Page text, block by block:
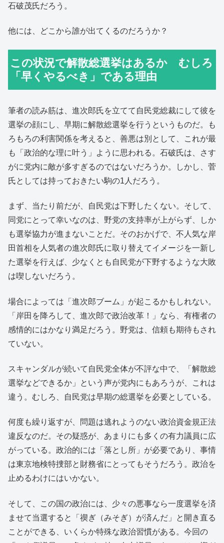
石破茂氏だろう。
他には、どこから誰が出てくるのだろうか？
この状況で解散総選挙はあるか むしろ
「早くやるべき」である理由
筆者の読み筋は、進次郎氏を立てて自民党総裁にして彼を
選挙の顔にし、早期に解散総選挙を行うというものだ。も
ろもろの利害関係を考えると、善悪は別として、これが最
も「政治的な理に叶う」ように思われる。石破氏は、さす
がに党内に敵が多すぎるのではないだろうか。しかし、菅
氏としては持っておきたい駒の1人だろう。
まず、当たり前だが、自民党は下野したくない。そして、
同党にとって幸いなのは、野党の支持率が上がらず、しか
も選挙協力が進まないことだ。そのおかげで、不人気な岸
田首相を人気者の進次郎氏に取り替えてイメージを一新し
た選挙を行えば、少なくとも自民党が下野するような大敗
は喫しないだろう。
場合によっては「進次郎ブーム」が起こるかもしれない。
「岸田を降ろして、進次郎で政治改革！」なら、有権者の
感情的にはかなり満足だろう。野党は、信頼も期待もされ
ていない。
スキャンダルが続いて自民党全体が不評な中で、「解散総
選挙などできるか」という声が党内にもあろうが、これは
違う。むしろ、自民党は早期の総選挙を必要としている。
何度も繰り返すが、問題は逃れようのない政治資金規正法
違反なのだ。その疑惑が、あまりにも多くの有力議員に広
がっている。政治的には「落とし所」が必要であり、事情
は東京地検特捜部と財務省にとってもそうだろう。政治を
止めるわけにはいかない。
そして、この国の政治には、少々の悪事なら一度選挙を済
ませて当選すると「禊ぎ（みそぎ）が済んだ」と開き直る
ことができる、いくらか特殊な政治習慣がある。今回の